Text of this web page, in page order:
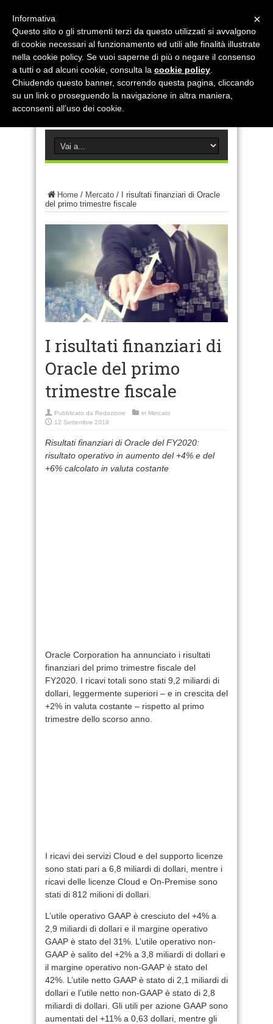
Home / Mercato /
I risultati finanziari di Oracle
del primo trimestre fiscale
I risultati finanziari di
Oracle del primo
trimestre fiscale
Pubblicato da Redazione in Mercato
12 Settembre 2019
Risultati finanziari di Oracle del FY2020:
risultato operativo in aumento del +4% e del
+6% calcolato in valuta costante
Oracle Corporation ha annunciato i risultati
finanziari del primo trimestre fiscale del
FY2020. I ricavi totali sono stati 9,2 miliardi di
dollari, leggermente superiori – e in crescita del
+2% in valuta costante – rispetto al primo
trimestre dello scorso anno.
I ricavi dei servizi Cloud e del supporto licenze
sono stati pari a 6,8 miliardi di dollari, mentre i
ricavi delle licenze Cloud e On-Premise sono
stati di 812 milioni di dollari.
L’utile operativo GAAP è cresciuto del +4% a
2,9 miliardi di dollari e il margine operativo
GAAP è stato del 31%. L’utile operativo non-
GAAP è salito del +2% a 3,8 miliardi di dollari e
il margine operativo non-GAAP è stato del
42%. L’utile netto GAAP è stato di 2,1 miliardi di
dollari e l’utile netto non-GAAP è stato di 2,8
miliardi di dollari. Gli utili per azione GAAP sono
aumentati del +11% a 0,63 dollari, mentre gli
×
Informativa
Questo sito o gli strumenti terzi da questo utilizzati si avvalgono
di cookie necessari al funzionamento ed utili alle finalità illustrate
nella cookie policy. Se vuoi saperne di più o negare il consenso
a tutti o ad alcuni cookie, consulta la cookie policy
Chiudendo questo banner, scorrendo questa pagina, cliccando
su un link o proseguendo la navigazione in altra maniera,
acconsenti all’uso dei cookie.